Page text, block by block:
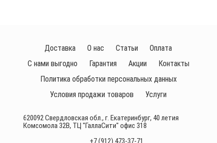
620092 Свердловская обл., г. Екатеринбург, 40 летия
Комсомола 32В, ТЦ "ГаллаСити" офис 318
+7 (912) 473-37-71
Доставка О нас Статьи
Оплата
С нами выгодно
Гарантия Акции
Контакты
Политика обработки персональных данных
Условия продажи товаров
Услуги